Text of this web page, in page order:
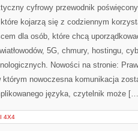
cyfrowy przewodnik
kojarzą się z codziennym
dla osób, które chcą
5G, chmury, hostingu,
Nowości na stronie:
którym nowoczesna komunikacja
języka, czytelnik może
4X4